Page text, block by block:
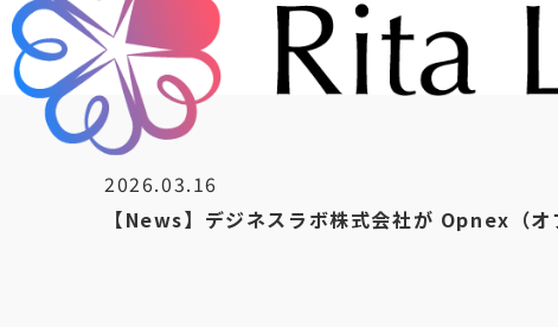
2026.03.16
【News】デジネスラボ株式会社が Opnex（